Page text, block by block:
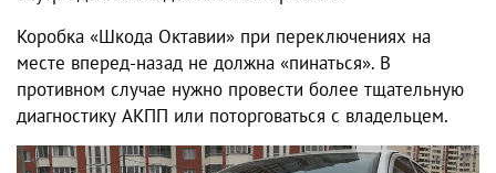
Коробка «Шкода Октавии» при переключениях на
месте вперед-назад не должна «пинаться». В
противном случае нужно провести более тщательную
диагностику АКПП или поторговаться с владельцем.